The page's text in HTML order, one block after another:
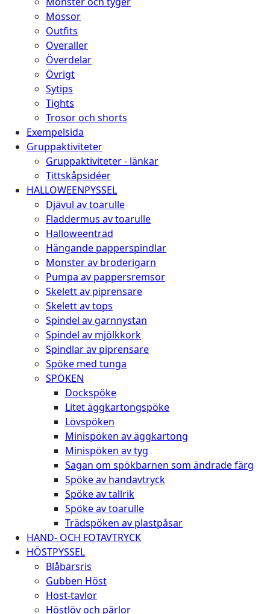
Mössor
Outfits
Overaller
Överdelar
Övrigt
Sytips
Tights
Trosor och shorts
Exempelsida
Gruppaktiviteter
Gruppaktiviteter - länkar
Tittskåpsidéer
HALLOWEENPYSSEL
Djävul av toarulle
Fladdermus av toarulle
Halloweenträd
Hängande papperspindlar
Monster av broderigarn
Pumpa av pappersremsor
Skelett av piprensare
Skelett av tops
Spindel av garnnystan
Spindel av mjölkkork
Spindlar av piprensare
Spöke med tunga
SPÖKEN
Dockspöke
Litet äggkartongspöke
Lövspöken
Minispöken av äggkartong
Minispöken av tyg
Sagan om spökbarnen som ändrade färg
Spöke av handavtryck
Spöke av tallrik
Spöke av toarulle
Trädspöken av plastpåsar
HAND- OCH FOTAVTRYCK
HÖSTPYSSEL
Blåbärsris
Gubben Höst
Höst-tavlor
Höstlöv och pärlor